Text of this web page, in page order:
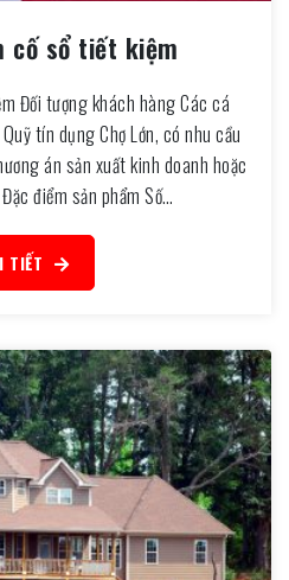
cố sổ tiết kiệm
Đối tượng khách hàng Các cá
tín dụng Chợ Lớn, có nhu cầu
án sản xuất kinh doanh hoặc
điểm sản phẩm Số…
TIẾT